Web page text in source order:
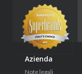
Azienda
Note legali